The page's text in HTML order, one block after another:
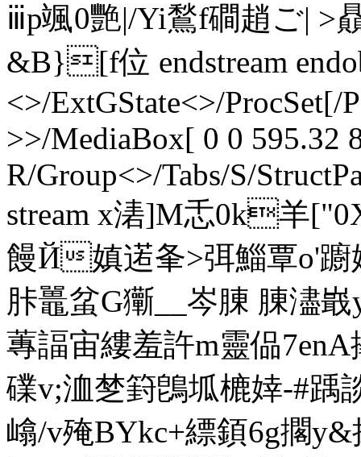
ⅲp颯0艷|/Yi鶖f磵趙ご| >
&B}[f位 endstream
<>/ExtGState<>/ProcSet[/
>>/MediaBox[ 0 0 595.32
R/Group<>/Tabs/S/
stream x湱]M忎0k羊
饅Й嫃逽夆>弭鯔覃o'躕
胩鼉蚠G玂__岑腖 腖濜
蓴諨宙縷羞許m靈偘
礏v;洫椘篈鵖坬樚婞-#踽
嶖/v殗BYkc+縹顉6g擱